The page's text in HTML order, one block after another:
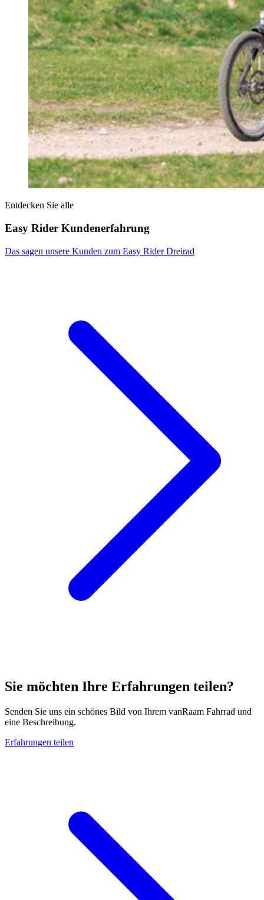
Entdecken Sie alle
Easy Rider Kundenerfahrung
Das sagen unsere Kunden zum Easy Rider Dreirad
Sie möchten Ihre Erfahrungen teilen?
Senden Sie uns ein schönes Bild von Ihrem vanRaam Fahrrad und
eine Beschreibung.
Erfahrungen teilen